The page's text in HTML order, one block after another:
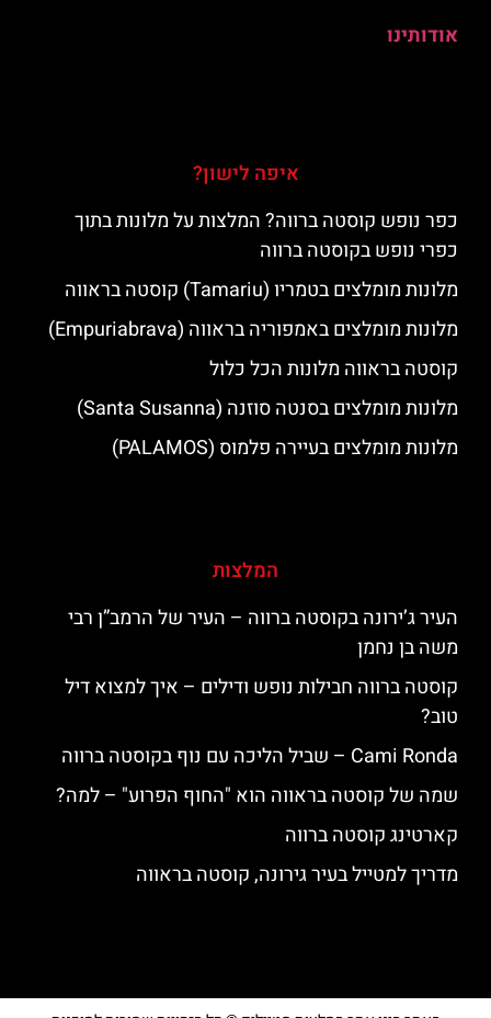
אודותינו
איפה לישון?
כפר נופש קוסטה ברווה? המלצות על מלונות בתוך
כפרי נופש בקוסטה ברווה
מלונות מומלצים בטמריו (Tamariu) קוסטה בראווה
מלונות מומלצים באמפוריה בראווה (Empuriabrava)
קוסטה בראווה מלונות הכל כלול
מלונות מומלצים בסנטה סוזנה (Santa Susanna)
מלונות מומלצים בעיירה פלמוס (PALAMOS)
המלצות
העיר ג’ירונה בקוסטה ברווה – העיר של הרמב”ן רבי
משה בן נחמן
קוסטה ברווה חבילות נופש ודילים – איך למצוא דיל
טוב?
‪‪Cami Ronda‬‬ – שביל הליכה עם נוף בקוסטה ברווה
שמה של קוסטה בראווה הוא "החוף הפרוע" – למה?
קארטינג קוסטה ברווה
מדריך למטייל בעיר גירונה, קוסטה בראווה